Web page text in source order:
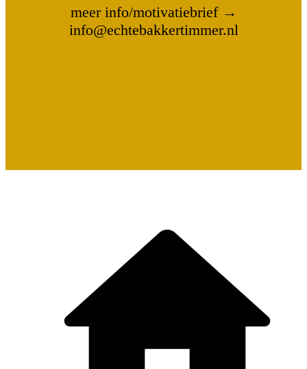
meer info/motivatiebrief →
info@echtebakkertimmer.nl